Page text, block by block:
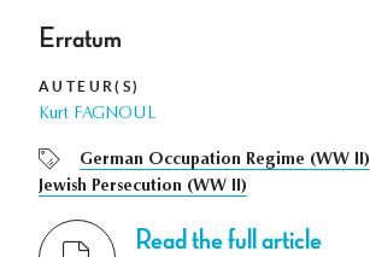
Erratum
AUTEUR(S)
Kurt FAGNOUL
German Occupation Regime (WW II)
Jewish Persecution (WW II)
Read the full article